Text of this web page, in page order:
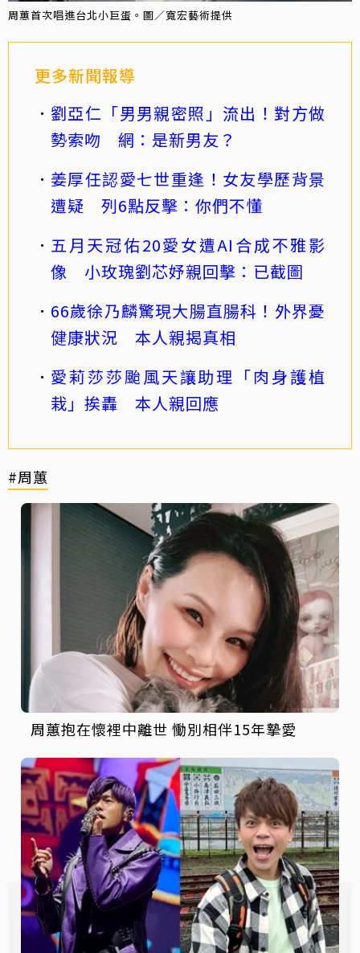
周蕙首次唱進台北小巨蛋。圖／寬宏藝術提供
更多新聞報導
劉亞仁「男男親密照」流出！對方做
勢索吻 網：是新男友？
姜厚任認愛七世重逢！女友學歷背景
遭疑 列6點反擊：你們不懂
五月天冠佑20愛女遭AI合成不雅影
像 小玫瑰劉芯妤親回擊：已截圖
66歲徐乃麟驚現大腸直腸科！外界憂
健康狀況 本人親揭真相
愛莉莎莎颱風天讓助理「肉身護植
栽」挨轟 本人親回應
#周蕙
周蕙抱在懷裡中離世 慟別相伴15年摯愛